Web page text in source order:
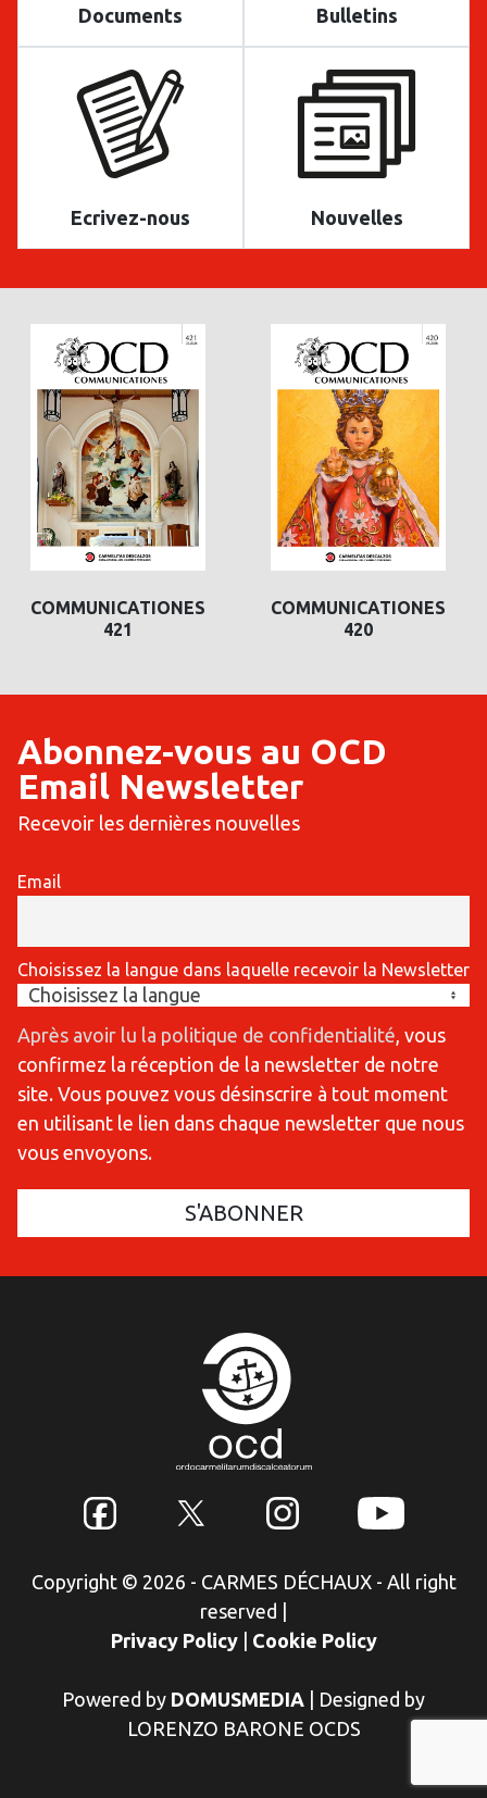
Documents Bulletins
Ecrivez-nous Nouvelles
COMMUNICATIONES
420
COMMUNICATIONES
419
Abonnez-vous au OCD
Email Newsletter
Recevoir les dernières nouvelles
Email
Choisissez la langue dans laquelle recevoir la Newsletter
Après avoir lu la politique de confidentialité , vous
confirmez la réception de la newsletter de notre
site. Vous pouvez vous désinscrire à tout moment
en utilisant le lien dans chaque newsletter que nous
vous envoyons.
Copyright © 2026 - CARMES DÉCHAUX - All right
reserved
Privacy Policy
Cookie Policy
Powered by DOMUSMEDIA
Designed by
LORENZO BARONE OCDS